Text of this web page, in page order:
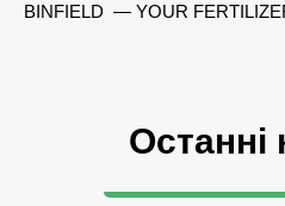
BINFIELD — YOUR
Останні